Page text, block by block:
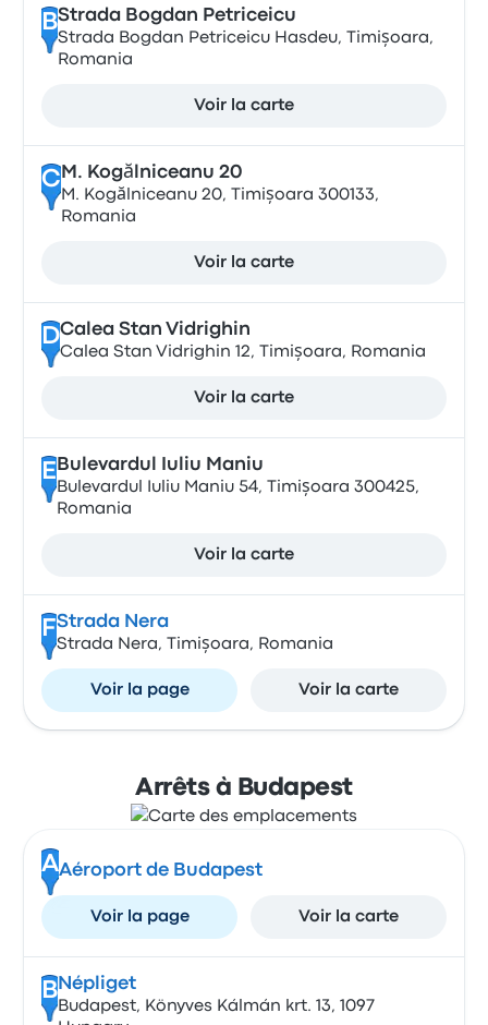
BStrada Bogdan Petriceicu
Strada Bogdan Petriceicu Hasdeu, Timișoara,
Romania
Voir la carte
CM. Kogălniceanu 20
M. Kogălniceanu 20, Timișoara 300133,
Romania
Voir la carte
DCalea Stan Vidrighin
Calea Stan Vidrighin 12, Timișoara, Romania
Voir la carte
E Bulevardul Iuliu Maniu
Bulevardul Iuliu Maniu 54, Timișoara 300425,
Romania
Voir la carte
FStrada Nera
Strada Nera, Timișoara, Romania
Voir la page Voir la carte
Arrêts à Budapest
AAéroport de Budapest
Voir la page Voir la carte
B Népliget
Budapest, Könyves Kálmán krt. 13, 1097